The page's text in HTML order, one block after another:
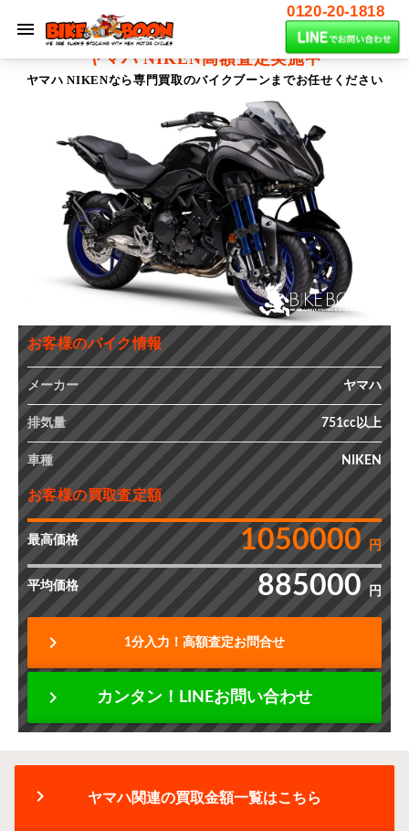
0120-20-1818
ヤマハ NIKEN高額査定実施中
ヤマハ NIKENなら専門買取のバイクブーンまでお任せください
お客様のバイク情報
メーカー ヤマハ
排気量 751cc以上
車種 NIKEN
お客様の買取査定額
最高価格 1050000 円
平均価格 885000 円
chevron_right 1分入力！高額査定お問合せ
chevron_right カンタン！LINEお問い合わせ
chevron_right ヤマハ関連の買取金額一覧はこちら